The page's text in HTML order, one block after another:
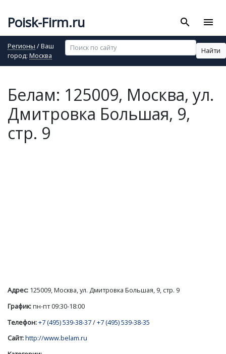
Poisk-Firm.ru search menu
Регионы / Ваш
город: Москва
Найти
Белам: 125009, Москва, ул.
Дмитровка Большая, 9,
стр. 9
Адрес: 125009, Москва, ул. Дмитровка Большая, 9, стр. 9
График:пн-пт 09:30-18:00
Телефон:+7 (495) 539-38-37/+7 (495) 539-38-35
Сайт:http://www.belam.ru